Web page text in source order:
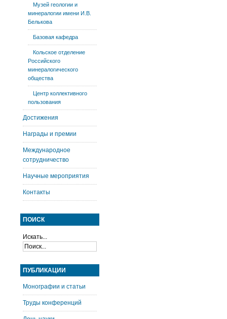
Музей геологии и
минералогии имени И.В.
Белькова
Базовая кафедра
Кольское отделение
Российского
минералогического
общества
Центр коллективного
пользования
Достижения
Награды и премии
Международное
сотрудничество
Научные мероприятия
Контакты
ПОИСК
Искать...
ПУБЛИКАЦИИ
Монографии и статьи
Труды конференций